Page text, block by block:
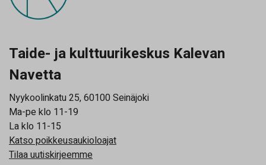
Taide- ja kulttuurikeskus Kalevan
Navetta
Nyykoolinkatu 25, 60100 Seinäjoki
Ma-pe klo 11-19
La klo 11-15
Katso poikkeusaukioloajat
Tilaa uutiskirjeemme